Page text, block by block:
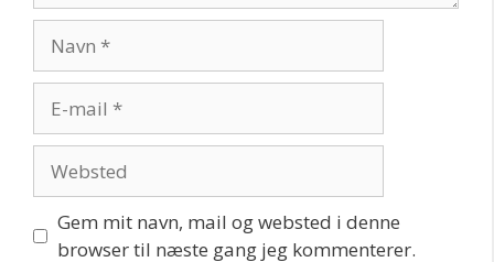
mail
Gem mit navn, mail og websted i denne
browser til næste gang jeg kommenterer.